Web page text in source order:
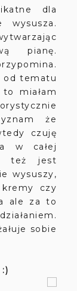
dla
pianę.
od tematu
miałam
że
czuję
w całej
też jest
wysuszy,
czy
ale za to
sobie